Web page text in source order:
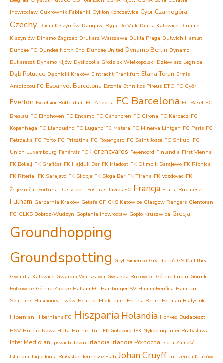
Inowrocław Cukrownik Fabianki Cyklon Kończewice Cypr Czarnogóra
Czechy Dacia Kiszyniów Daugava Ryga De Valk Diana Katowice Dinamo
Kiszyniów Dinamo Zagrzeb Drukarz Warszawa Dukla Praga Dulwich Hamlet
Dundee FC Dundee North End Dundee United Dynamo Berlin Dynamo
Bukareszt Dynamo Kijów Dyskobolia Grodzisk Wielkopolski Dziewiarz Legnica
Dąb Potulice Dębnicki Kraków Eintracht Frankfurt Elana Toruń Ermis
Aradippou FC Espanyol Barcelona Estonia Ethnikos Pireus ETO FC Győr
Everton Excelsior Rotterdam FC Andorra FC Barcelona FC Basel FC
Breslau FC Eindhoven FC Encamp FC Ganshoren FC Girona FC Karpacz FC
Kopenhaga FC Llandudno FC Lugano FC Matera FC Minerva Lintgen FC Paris FC
Petržalka FC Porto FC Prisztina FC Rosengard FC Saint Josse FC Shkupi FC
Union Luxembourg Fehérvár FC Ferencvaros Feyenoord Finlandia First Vienna
FK Bokelj FK Grafičar FK Hajduk Bar FK Mladost FK Olimpik Sarajewo FK Ribnica
FK Riteriai FK Sarajevo FK Skopje FK Sloga Bar FK Tirana FK Vozdovac FK
Željezničar Fortuna Dusseldorf Fostiras Tavros FC Francja Fratia Bukareszt
Fulham Garbarnia Kraków Getafe CF GKS Katowice Glasgow Rangers Glentoran
FC GLKS Dobrcz-Wudzyn Goplania Inowrocław Gopło Kruszwica Grecja
Groundhopping
Groundspotting Gryf Sicienko Gryf Toruń GS Kallithea
Gwardia Katowice Gwardia Warszawa Gwiazda Bukowiec Górnik Lubin Górnik
Polkowice Górnik Zabrze Hallam FC Hamburger SV Hamm Benfica Hamrun
Spartans Hasmonea Lwów Heart of Midlothian Hertha Berlin Hetman Białystok
Hibernian Hibernians FC Hiszpania Holandia Honved Budapeszt
HSV Hutnik Nowa Huta Hutnik Tur IFK Goteborg IFK Nyköping Inter Bratysława
Inter Mediolan Ipswich Town Irlandia Irlandia Północna Iskra Zamość
Islandia Jagiellonia Białystok Jeunesse Esch Johan Cruyff Jutrzenka Kraków